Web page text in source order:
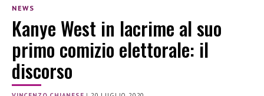
NEWS
Kanye West in lacrime al suo
primo comizio elettorale: il
discorso